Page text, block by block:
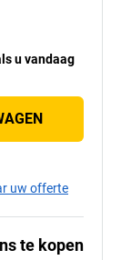
uvandaag
uw offerte
te kopen